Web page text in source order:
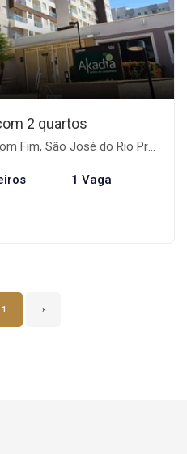
2 quartos
São José do Rio Preto-SP
1 Vaga
1 ›